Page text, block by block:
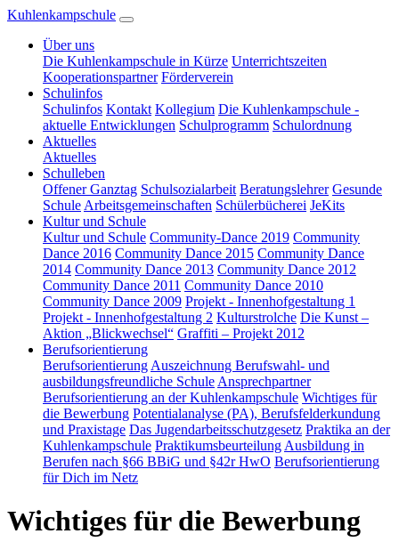
Kuhlenkampschule
Über uns
Die Kuhlenkampschule in Kürze Unterrichtszeiten
Kooperationspartner Förderverein
Schulinfos
Schulinfos Kontakt Kollegium Die Kuhlenkampschule -
aktuelle Entwicklungen Schulprogramm Schulordnung
Aktuelles
Aktuelles
Schulleben
Offener Ganztag Schulsozialarbeit Beratungslehrer Gesunde
Schule Arbeitsgemeinschaften Schülerbücherei JeKits
Kultur und Schule
Kultur und Schule Community-Dance 2019 Community
Dance 2016 Community Dance 2015 Community Dance
2014 Community Dance 2013 Community Dance 2012
Community Dance 2011 Community Dance 2010
Community Dance 2009 Projekt - Innenhofgestaltung 1
Projekt - Innenhofgestaltung 2 Kulturstrolche Die Kunst –
Aktion „Blickwechsel“ Graffiti – Projekt 2012
Berufsorientierung
Berufsorientierung Auszeichnung Berufswahl- und
ausbildungsfreundliche Schule Ansprechpartner
Berufsorientierung an der Kuhlenkampschule Wichtiges für
die Bewerbung Potentialanalyse (PA), Berufsfelderkundung
und Praxistage Das Jugendarbeitsschutzgesetz Praktika an der
Kuhlenkampschule Praktikumsbeurteilung Ausbildung in
Berufen nach §66 BBiG und §42r HwO Berufsorientierung
für Dich im Netz
Wichtiges für die Bewerbung